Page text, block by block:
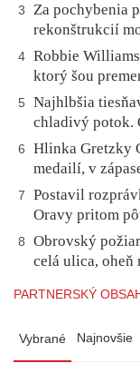
3
Za pochybenia
rekonštrukcií
4 Robbie
ktorý šou
5
Najhlbšia
chladivý potok.
6
Hlinka Gretzky
medailí, v
7
Postavil
Oravy pritom
8
Obrovský
celá ulica, oheň
PARTNERSKÝ
Vybrané Najnovšie